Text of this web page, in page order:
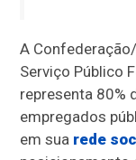
A
Serviço Público
representa 80%
empregados
em sua rede